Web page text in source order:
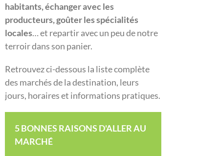
habitants, échanger avec les
producteurs, goûter les spécialités
locales… et repartir avec un peu de notre
terroir dans son panier.
Retrouvez ci-dessous la liste complète
des marchés de la destination, leurs
jours, horaires et informations pratiques.
5 BONNES RAISONS D'ALLER AU
MARCHÉ